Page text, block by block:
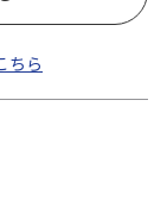
ちら